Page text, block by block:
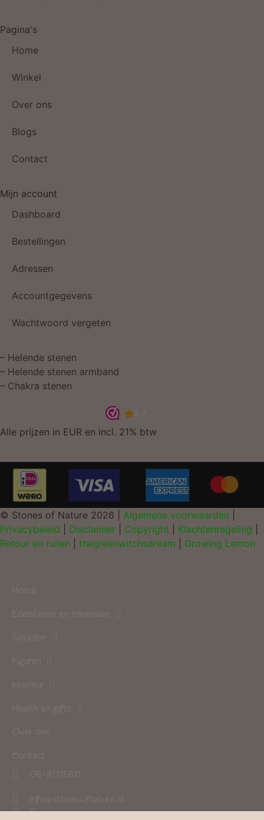
Pagina's
Home
Winkel
Over ons
Blogs
Contact
Mijn account
Dashboard
Bestellingen
Adressen
Accountgegevens
Wachtwoord vergeten
– Helende stenen
– Helende stenen armband
– Chakra stenen
Alle prijzen in EUR en incl. 21% btw
© Stones of Nature 2026 | Algemene voorwaarden
Privacybeleid
Disclaimer Copyright Klachtenregeling
Retour en ruilen
thegreenwitchsdream Growing Lemon